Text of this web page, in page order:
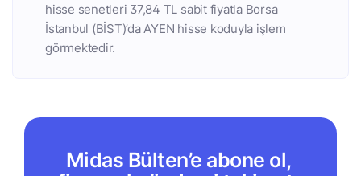
hisse senetleri 37,84 TL sabit fiyatla Borsa
İstanbul (BİST)’da AYEN hisse koduyla işlem
görmektedir.
Midas Bülten’e abone ol,